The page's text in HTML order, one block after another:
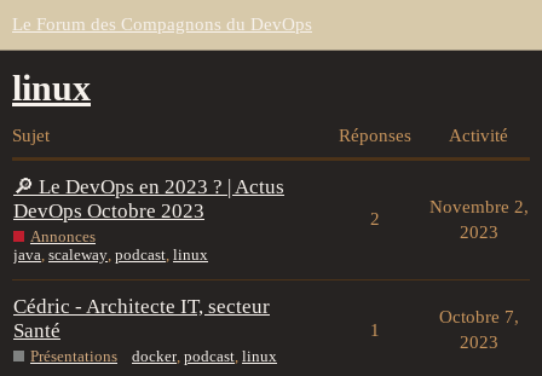
Le Forum des Compagnons du DevOps
linux
Sujet Réponses Activité
🔎 Le DevOps en 2023 ? | Actus
DevOps Octobre 2023
Annonces
java, scaleway, podcast, linux
2
Novembre 2,
2023
Cédric - Architecte IT, secteur
Santé
Présentations docker, podcast, linux
1
Octobre 7,
2023